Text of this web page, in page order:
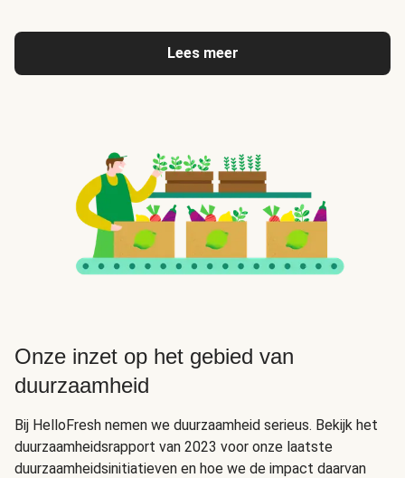
Lees meer
Onze inzet op het gebied van
duurzaamheid
Bij HelloFresh nemen we duurzaamheid serieus. Bekijk het
duurzaamheidsrapport van 2023 voor onze laatste
duurzaamheidsinitiatieven en hoe we de impact daarvan